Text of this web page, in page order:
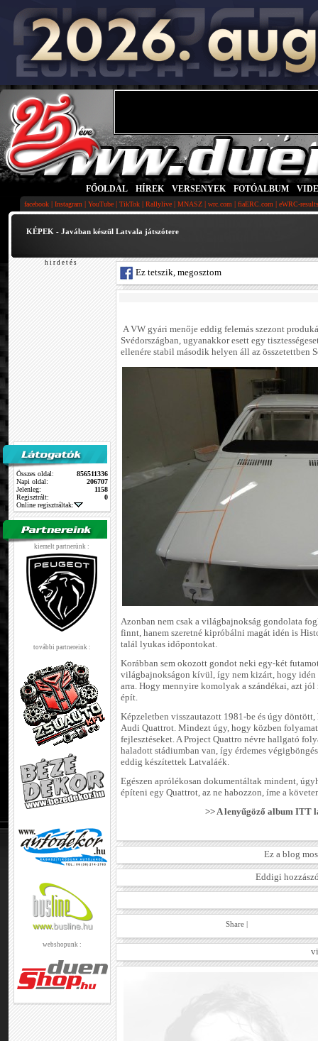
FŐOLDAL HÍREK VERSENYEK FOTÓALBUM
facebook | Instagram | YouTube | TikTok | Rallylive | MNASZ | wrc.com | fiaERC.com | eWRC-
KÉPEK - Javában készül Latvala játszótere
h i r d e t é s
Összes oldal:
856511336
Napi oldal:
206707
Jelenleg:
1158
Regisztrált:
0
Online regisztráltak:
kiemelt partnerünk :
további partnereink :
webshopunk :
Ez tetszik, megosztom
A VW gyári menője eddig felemás szezont
Svédországban, ugyanakkor esett egy
ellenére stabil második helyen áll az összetettben
Azonban nem csak a világbajnokság gondolata
finnt, hanem szeretné kipróbálni magát idén is
talál lyukas időpontokat.
Korábban sem okozott gondot neki egy-két
világbajnokságon kívül, így nem kizárt, hogy idén
arra. Hogy mennyire komolyak a szándékai, azt
épít.
Képzeletben visszautazott 1981-be és úgy
Audi Quattrot. Mindezt úgy, hogy közben
fejlesztéseket. A Project Quattro névre hallgató
haladott stádiumban van, így érdemes
eddig készítettek Latvaláék.
Egészen aprólékosan dokumentáltak mindent,
építeni egy Quattrot, az ne habozzon, íme a
>> A lenyűgöző album ITT
Ez a blog
Eddigi
Share |